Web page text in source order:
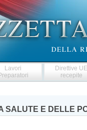
Lavori
Direttive
recepite
SALUTE E DELLE